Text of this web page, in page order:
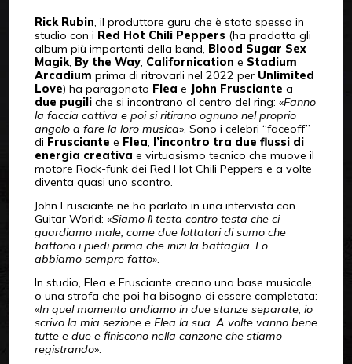
Rick Rubin , il produttore guru che è stato spesso in
studio con i Red Hot Chili Peppers(ha prodotto gli
album più importanti della band, Blood Sugar Sex
Magik, By the Way, Californication e Stadium
Arcadium prima di ritrovarli nel 2022 per Unlimited
Love) ha paragonato Flea e John Frusciante a
due pugiliche si incontrano al centro del ring: «Fanno
la faccia cattiva e poi si ritirano ognuno nel proprio
angolo a fare la loro musica». Sono i celebri “faceoff”
di Frusciante e Flea l’incontro tra due flussi di
energia creativa e virtuosismo tecnico che muove il
motore Rock-funk dei Red Hot Chili Peppers e a volte
diventa quasi uno scontro.
John Frusciante ne ha parlato in una intervista con
Guitar World: «Siamo lì testa contro testa che ci
guardiamo male, come due lottatori di sumo che
battono i piedi prima che inizi la battaglia. Lo
abbiamo sempre fatto».
In studio, Flea e Frusciante creano una base musicale,
o una strofa che poi ha bisogno di essere completata:
«In quel momento andiamo in due stanze separate, io
scrivo la mia sezione e Flea la sua. A volte vanno bene
tutte e due e finiscono nella canzone che stiamo
registrando».